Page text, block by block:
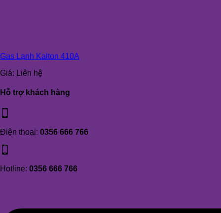
Gas Lạnh Kalton 410A
Giá: Liên hệ
Hỗ trợ khách hàng
Điện thoại: 0356 666 766
Hotline: 0356 666 766